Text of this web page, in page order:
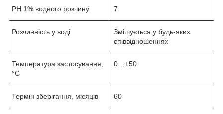
РН 1% водного розчину 7
Розчинність у воді
Змішується у будь-яких
співвідношеннях
Температура застосування,
°С
0…+50
Термін зберігання, місяців 60